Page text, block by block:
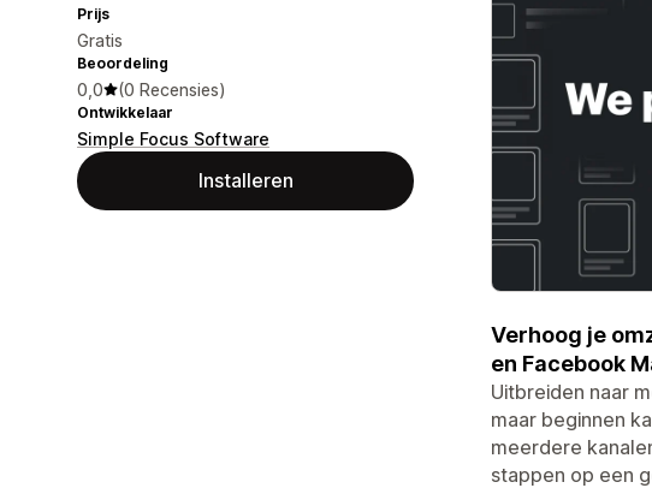
Prijs
Gratis
Beoordeling
0,0 (0 Recensies)
Ontwikkelaar
Simple Focus Software
Installeren
Verhoog je
en Facebook
Uitbreiden naar
maar beginnen
meerdere
stappen op een